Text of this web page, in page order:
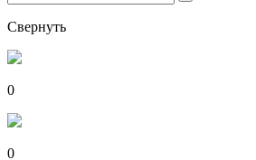
Свернуть
0
0